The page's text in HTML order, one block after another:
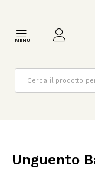
MENU
Unguento